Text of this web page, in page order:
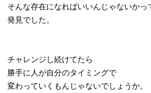
そんな存在になればいいんじゃないかっ
発見でした。
チャレンジし続けてたら
勝手に人が自分のタイミングで
変わっていくもんじゃないでしょうか。